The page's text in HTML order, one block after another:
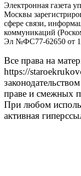
Электронная газета
Москвы
сфере связи,
коммуникаций
Эл №ФС77-62650 от
Все права на
https://
праве и смежных
При любом
активная